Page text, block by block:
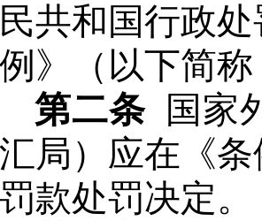
民共和国行政
例》（以下简
第二条
国家
汇局）应在《
罚款处罚决定。